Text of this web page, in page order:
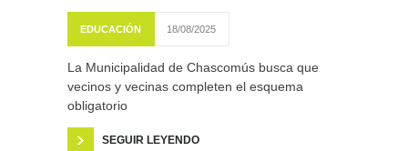
EDUCACIÓN 18/08/2025
La Municipalidad de Chascomús busca que
vecinos y vecinas completen el esquema
obligatorio
SEGUIR LEYENDO